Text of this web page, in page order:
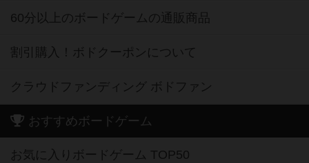
60分以上のボードゲームの通販商品
割引購入！ボドクーポンについて
クラウドファンディング ボドファン
おすすめボードゲーム
お気に入りボードゲーム TOP50